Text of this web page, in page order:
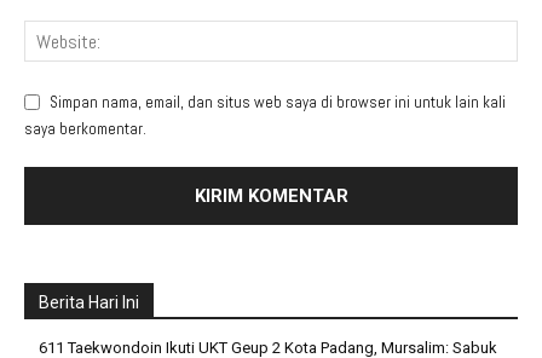
Simpan nama, email, dan situs web saya di browser ini untuk lain kali
saya berkomentar.
Berita Hari Ini
611 Taekwondoin Ikuti UKT Geup 2 Kota Padang, Mursalim: Sabuk